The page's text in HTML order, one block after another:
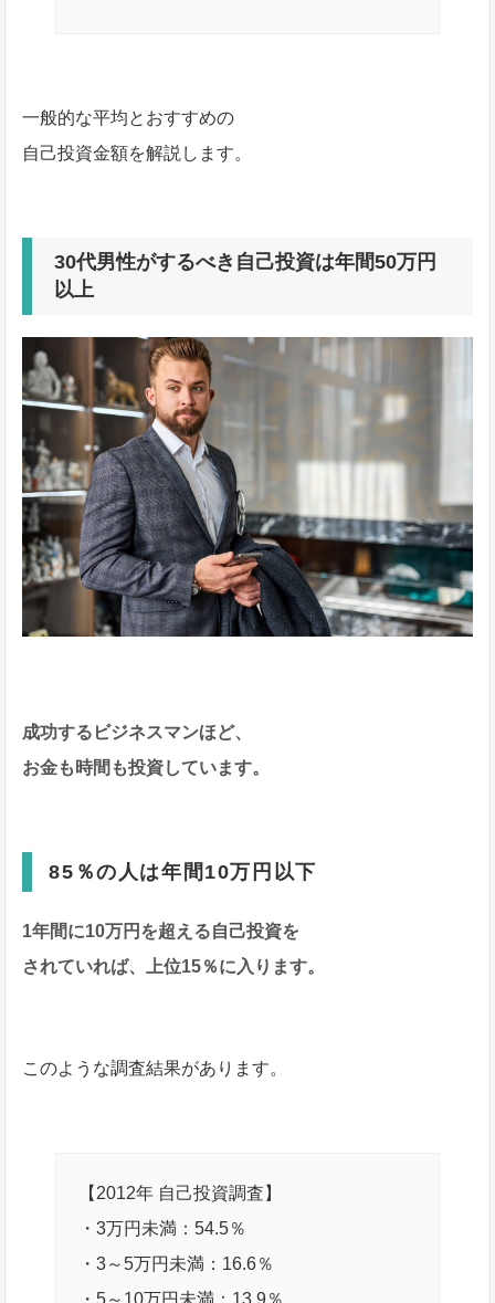
一般的な平均とおすすめの
自己投資金額を解説します。
30代男性がするべき自己投資は年間50万円
以上
成功するビジネスマンほど、
お金も時間も投資しています。
85％の人は年間10万円以下
1年間に10万円を超える自己投資を
されていれば、上位15％に入ります。
このような調査結果があります。
【2012年 自己投資調査】
・3万円未満：54.5％
・3～5万円未満：16.6％